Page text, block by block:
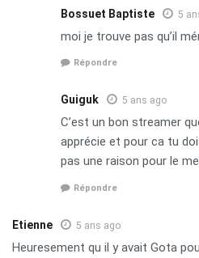
Bossuet Baptiste 5
moi je trouve pas qu’il
Répondre
Guiguk 5 ans ago
C’est un bon streamer
apprécie et pour ca tu
pas une raison pour le
Répondre
Etienne 5 ans ago
Heuresement qu il y avait Gota